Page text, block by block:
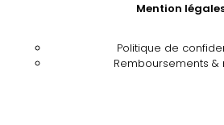
Mention
Politique de
Remboursements &